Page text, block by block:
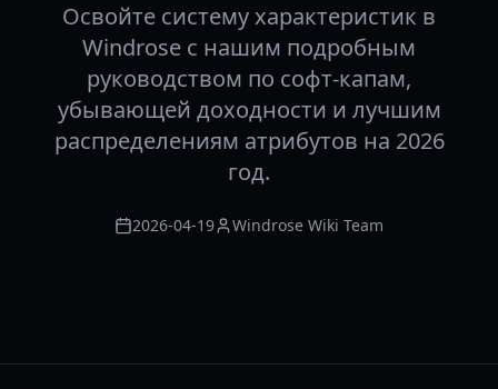
Освойте систему характеристик в
Windrose с нашим подробным
руководством по софт-капам,
убывающей доходности и лучшим
распределениям атрибутов на 2026
год.
2026-04-19 Windrose Wiki Team